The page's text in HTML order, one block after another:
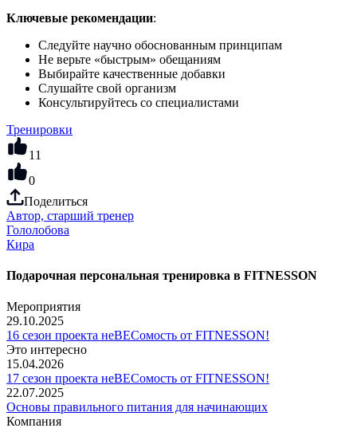
Ключевые рекомендации:
Следуйте научно обоснованным принципам
Не верьте «быстрым» обещаниям
Выбирайте качественные добавки
Слушайте свой организм
Консультируйтесь со специалистами
Тренировки
11
0
Поделиться
Автор, старший тренер
Гололобова
Кира
Подарочная персональная тренировка в FITNESSON
Мероприятия
29.10.2025
16 сезон проекта неВЕСомость от FITNESSON!
Это интересно
15.04.2026
17 сезон проекта неВЕСомость от FITNESSON!
22.07.2025
Основы правильного питания для начинающих
Компания